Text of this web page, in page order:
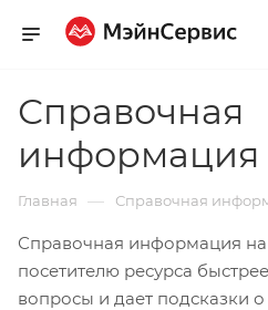
Справочная
информация
Главная — Справочная
Справочная информация на
посетителю ресурса
вопросы и дает подсказки